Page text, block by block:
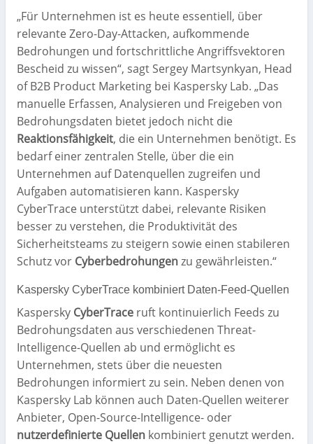
„Für Unternehmen ist es heute essentiell, über
relevante Zero-Day-Attacken, aufkommende
Bedrohungen und fortschrittliche Angriffsvektoren
Bescheid zu wissen“, sagt Sergey Martsynkyan, Head
of B2B Product Marketing bei Kaspersky Lab. „Das
manuelle Erfassen, Analysieren und Freigeben von
Bedrohungsdaten bietet jedoch nicht die
Reaktionsfähigkeit, die ein Unternehmen benötigt. Es
bedarf einer zentralen Stelle, über die ein
Unternehmen auf Datenquellen zugreifen und
Aufgaben automatisieren kann. Kaspersky
CyberTrace unterstützt dabei, relevante Risiken
besser zu verstehen, die Produktivität des
Sicherheitsteams zu steigern sowie einen stabileren
Schutz vor Cyberbedrohungenzu gewährleisten.“
Kaspersky CyberTrace kombiniert Daten-Feed-Quellen
Kaspersky CyberTrace ruft kontinuierlich Feeds zu
Bedrohungsdaten aus verschiedenen Threat-
Intelligence-Quellen ab und ermöglicht es
Unternehmen, stets über die neuesten
Bedrohungen informiert zu sein. Neben denen von
Kaspersky Lab können auch Daten-Quellen weiterer
Anbieter, Open-Source-Intelligence- oder
nutzerdefinierte Quellen kombiniert genutzt werden.